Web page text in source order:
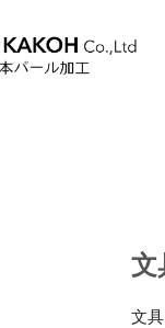
文
文具